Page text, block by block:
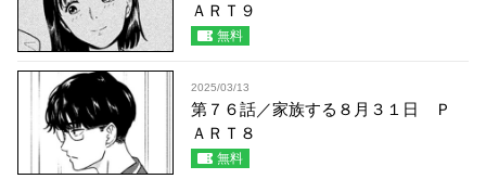
ＡＲＴ９
無料
2025/03/13
第７６話／家族する８月３１日 Ｐ
ＡＲＴ８
無料